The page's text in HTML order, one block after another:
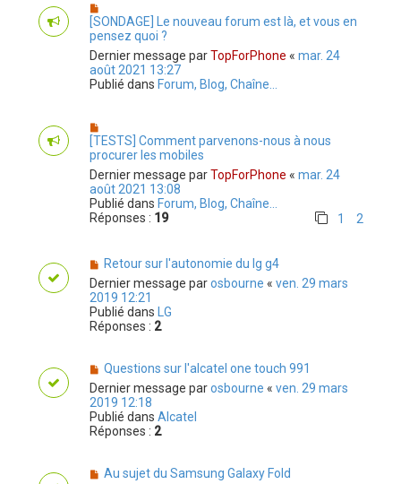
é
0
[SONDAGE] Le nouveau forum est là, et vous en
pensez quoi ?
Dernier message parTopForPhone « mar. 24
août 2021 13:27
Publié dans Forum, Blog, Chaîne...
[TESTS] Comment parvenons-nous à nous
procurer les mobiles
Dernier message parTopForPhone « mar. 24
août 2021 13:08
Publié dans Forum, Blog, Chaîne...
Réponses : 19 1 2
Retour sur l'autonomie du lg g4
Dernier message parosbourne « ven. 29 mars
2019 12:21
Publié dans
LG
Réponses : 2
Questions sur l'alcatel one touch 991
Dernier message parosbourne « ven. 29 mars
2019 12:18
Publié dans Alcatel
Réponses : 2
Au sujet du Samsung Galaxy Fold